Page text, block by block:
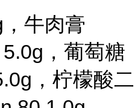
牛肉膏
，葡萄糖
，柠檬酸二